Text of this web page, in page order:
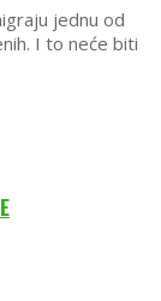
jednu od
I to neće biti